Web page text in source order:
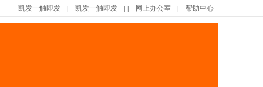
凯发一触即发 | 凯发一触即发 | | 网上办公室 | 帮助中心